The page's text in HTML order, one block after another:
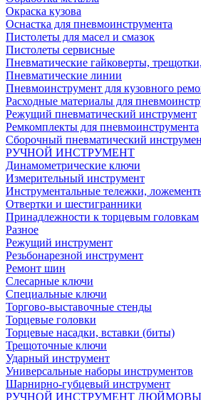
Окраска кузова
Оснастка для пневмоинструмента
Пистолеты для масел и смазок
Пистолеты сервисные
Пневматические гайковерты,
Пневматические линии
Пневмоинструмент для кузовного
Расходные материалы для
Режущий пневматический инструмент
Ремкомплекты для пневмоинструмента
Сборочный пневматический
РУЧНОЙ ИНСТРУМЕНТ
Динамометрические ключи
Измерительный инструмент
Инструментальные тележки,
Отвертки и шестигранники
Принадлежности к торцевым головкам
Разное
Режущий инструмент
Резьбонарезной инструмент
Ремонт шин
Слесарные ключи
Специальные ключи
Торгово-выставочные стенды
Торцевые головки
Торцевые насадки, вставки (биты)
Трещоточные ключи
Ударный инструмент
Универсальные наборы инструментов
Шарнирно-губцевый инструмент
РУЧНОЙ ИНСТРУМЕНТ